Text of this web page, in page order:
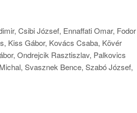
Csibi József, Ennaffati Omar, Fodor
Kiss Gábor, Kovács Csaba, Kövér
Ondrejcik Rasztiszlav, Palkovics
Svasznek Bence, Szabó József,